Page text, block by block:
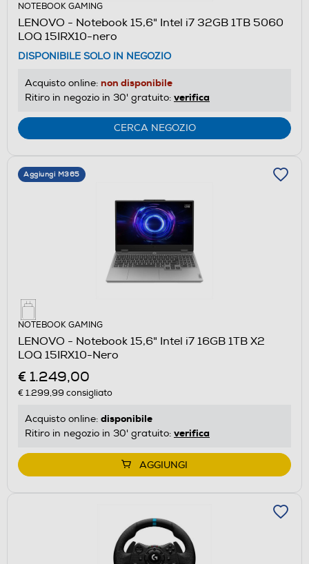
NOTEBOOK GAMING
LENOVO - Notebook 15,6" Intel i7 32GB 1TB 5060
LOQ 15IRX10-nero
DISPONIBILE SOLO IN NEGOZIO
Acquisto online: non disponibile
Ritiro in negozio in 30' gratuito: verifica
CERCA NEGOZIO
Aggiungi M365
NOTEBOOK GAMING
LENOVO - Notebook 15,6" Intel i7 16GB 1TB X2
LOQ 15IRX10-Nero
€ 1.249,00
€ 1.299,99 consigliato
Acquisto online: disponibile
Ritiro in negozio in 30' gratuito: verifica
AGGIUNGI